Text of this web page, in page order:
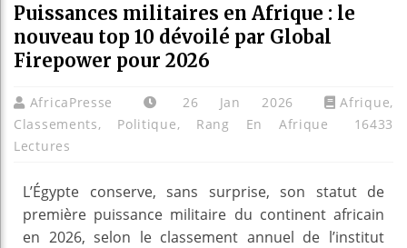
Puissances militaires en Afrique : le
nouveau top 10 dévoilé par Global
Firepower pour 2026
AfricaPresse 26 Jan 2026 Afrique,
Classements, Politique, Rang En Afrique
16433
Lectures
L’Égypte conserve, sans surprise, son statut de
première puissance militaire du continent africain
en 2026, selon le classement annuel de l’institut